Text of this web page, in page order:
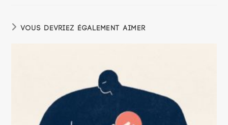
VOUS DEVRIEZ ÉGALEMENT AIMER